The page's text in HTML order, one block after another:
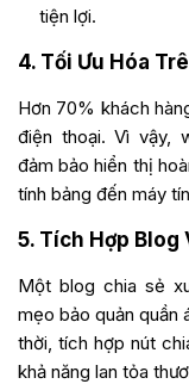
tiện lợi.
4. Tối Ưu Hóa
Hơn 70% khách
điện thoại. Vì vậy,
đảm bảo hiển thị
tính bảng đến máy
5. Tích Hợp Blog
Một blog chia sẻ
mẹo bảo quản quần
thời, tích hợp nút
khả năng lan tỏa